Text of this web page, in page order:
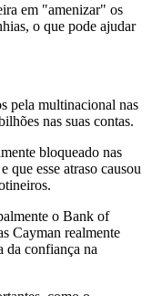
em "amenizar" os
o que pode ajudar
pela multinacional nas
nas suas contas.
bloqueado nas
que esse atraso causou
o Bank of
Cayman realmente
da confiança na